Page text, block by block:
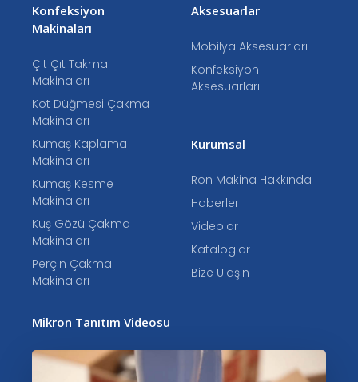
Konfeksiyon
Makinaları
Çıt Çıt Takma
Makinaları
Kot Düğmesi Çakma
Makinaları
Kumaş Kaplama
Makinaları
Kumaş Kesme
Makinaları
Kuş Gözü Çakma
Makinaları
Perçin Çakma
Makinaları
Aksesuarlar
Mobilya Aksesuarları
Konfeksiyon
Aksesuarları
Kurumsal
Ron Makina Hakkında
Haberler
Videolar
Kataloglar
Bize Ulaşın
Mikron Tanıtım Videosu